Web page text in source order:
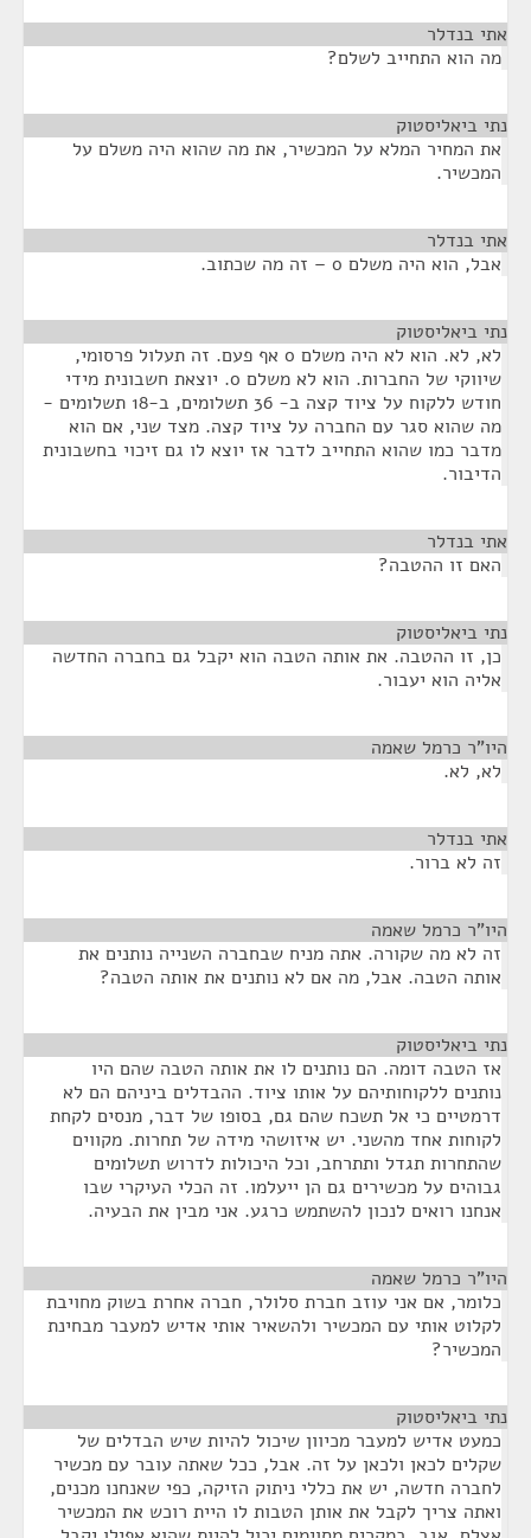
אתי בנדלר
מה הוא התחייב לשלם?
נתי ביאליסטוק
את המחיר המלא על המכשיר, את מה שהוא היה משלם על
המכשיר.
אתי בנדלר
אבל, הוא היה משלם 0 – זה מה שכתוב.
נתי ביאליסטוק
לא, לא. הוא לא היה משלם 0 אף פעם. זה תעלול פרסומי,
שיווקי של החברות. הוא לא משלם 0. יוצאת חשבונית מידי
חודש ללקוח על ציוד קצה ב- 36 תשלומים, ב-18 תשלומים -
מה שהוא סגר עם החברה על ציוד קצה. מצד שני, אם הוא
מדבר כמו שהוא התחייב לדבר אז יוצא לו גם זיכוי בחשבונית
הדיבור.
אתי בנדלר
האם זו ההטבה?
נתי ביאליסטוק
כן, זו ההטבה. את אותה הטבה הוא יקבל גם בחברה החדשה
אליה הוא יעבור.
היו"ר כרמל שאמה
לא, לא.
אתי בנדלר
זה לא ברור.
היו"ר כרמל שאמה
זה לא מה שקורה. אתה מניח שבחברה השנייה נותנים את
אותה הטבה. אבל, מה אם לא נותנים את אותה הטבה?
נתי ביאליסטוק
אז הטבה דומה. הם נותנים לו את אותה הטבה שהם היו
נותנים ללקוחותיהם על אותו ציוד. ההבדלים ביניהם הם לא
דרמטיים כי אל תשכח שהם גם, בסופו של דבר, מנסים לקחת
לקוחות אחד מהשני. יש איזושהי מידה של תחרות. מקווים
שהתחרות תגדל ותתרחב, וכל היכולות לדרוש תשלומים
גבוהים על מכשירים גם הן ייעלמו. זה הכלי העיקרי שבו
אנחנו רואים לנכון להשתמש כרגע. אני מבין את הבעיה.
היו"ר כרמל שאמה
כלומר, אם אני עוזב חברת סלולר, חברה אחרת בשוק מחויבת
לקלוט אותי עם המכשיר ולהשאיר אותי אדיש למעבר מבחינת
המכשיר?
נתי ביאליסטוק
כמעט אדיש למעבר מכיוון שיכול להיות שיש הבדלים של
שקלים לכאן ולכאן על זה. אבל, ככל שאתה עובר עם מכשיר
לחברה חדשה, יש את כללי ניתוק הזיקה, כפי שאנחנו מכנים,
ואתה צריך לקבל את אותן הטבות לו היית רוכש את המכשיר